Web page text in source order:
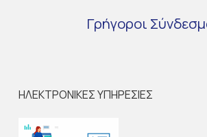
Γρήγοροι
ΗΛΕΚΤΡΟΝΙΚΕΣ ΥΠΗΡΕΣΙΕΣ